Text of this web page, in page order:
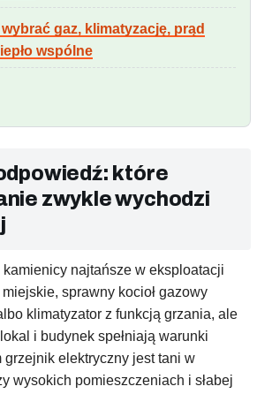
gaz, klimatyzację, prąd
wspólne
które
zwykle wychodzi
najtańsze w eksploatacji
miejskie, sprawny kocioł gazowy
klimatyzator z funkcją grzania, ale
i budynek spełniają warunki
grzejnik elektryczny jest tani w
wysokich pomieszczeniach i słabej